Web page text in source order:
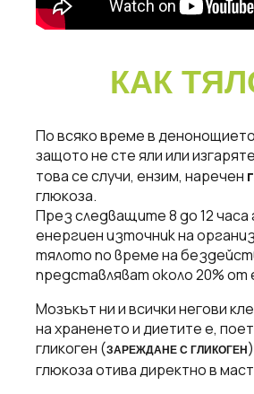
КАК
По всяко време в
защото не сте яли или
това се случи, ензим, наречен
глюкоза.
През следващите 8 до 12
енергиен източник на
тялото по време на
представляват около 20%
Мозъкът ни и всички негови
на храненето и диетите е,
гликоген (ЗАРЕЖДАНЕ С ГЛИКОГЕН
глюкоза отива директно в